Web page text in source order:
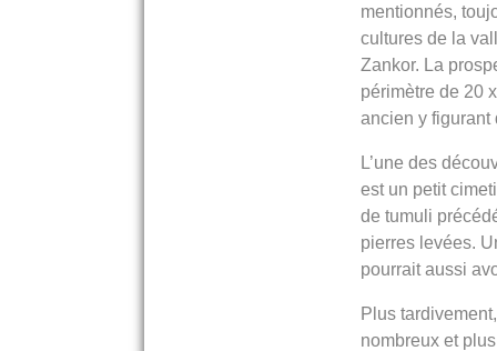
mentionnés,
cultures de la
Zankor. La
périmètre de 20
ancien y figurant
L’une des
est un petit
de tumuli
pierres levées.
pourrait aussi
Plus
nombreux et